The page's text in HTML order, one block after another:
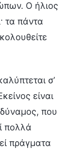
Ο ήλιος
τα πάντα
σ’
είναι
που
πολλά
πράγματα